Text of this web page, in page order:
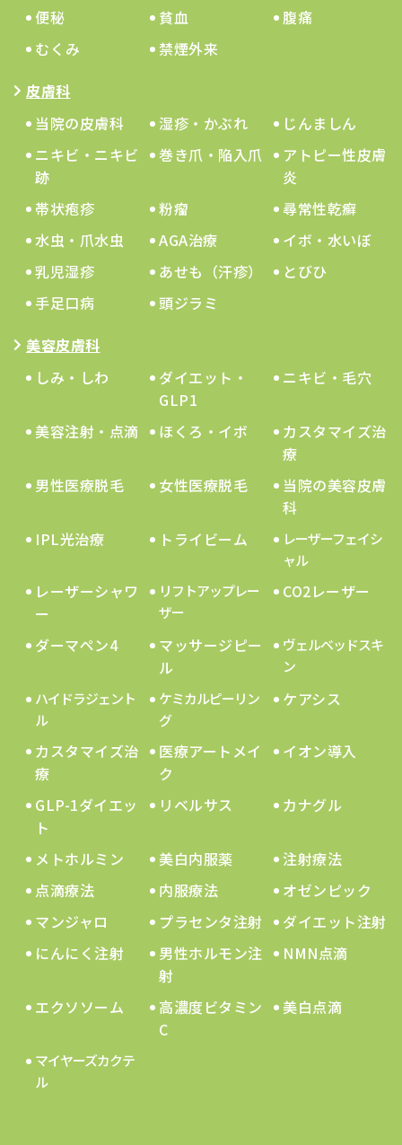
便秘 貧血
腹痛
むくみ
禁煙外来
皮膚科
当院の皮膚科
湿疹・かぶれ
じんましん
ニキビ・ニキビ
跡
巻き爪・陥入爪
アトピー性皮膚
炎
帯状疱疹
粉瘤
尋常性乾癬
水虫・爪水虫
AGA治療
イボ・水いぼ
乳児湿疹
あせも（汗疹）
とびひ
手足口病
頭ジラミ
美容皮膚科
しみ・しわ
ダイエット・
GLP1
ニキビ・毛穴
美容注射・点滴 ほくろ・イボ
カスタマイズ治
療
男性医療脱毛
女性医療脱毛
当院の美容皮膚
科
IPL光治療
トライビーム
レーザーフェイシ
ャル
レーザーシャワ
ー
リフトアップレー
ザー
CO2レーザー
ダーマペン4
マッサージピー
ル
ヴェルベッドスキ
ン
ハイドラジェント
ル
ケミカルピーリン
グ
ケアシス
カスタマイズ治
療
医療アートメイ
ク
イオン導入
GLP-1ダイエッ
ト
リベルサス カナグル
メトホルミン 美白内服薬
注射療法
点滴療法
内服療法
オゼンピック
マンジャロ
プラセンタ注射
ダイエット注射
にんにく注射
男性ホルモン注
射
NMN点滴
エクソソーム
高濃度ビタミン
C
美白点滴
マイヤーズカクテ
ル